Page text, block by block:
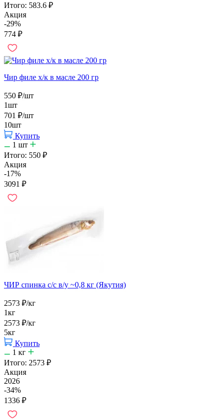
Итого: 583.6 ₽
Акция
-29%
774 ₽
Чир филе х/к в масле 200 гр
550 ₽/шт
1шт
701 ₽/шт
10шт
Купить
1 шт
Итого: 550 ₽
Акция
-17%
3091 ₽
ЧИР спинка с/с в/у ~0,8 кг (Якутия)
2573 ₽/кг
1кг
2573 ₽/кг
5кг
Купить
1 кг
Итого: 2573 ₽
Акция
2026
-34%
1336 ₽